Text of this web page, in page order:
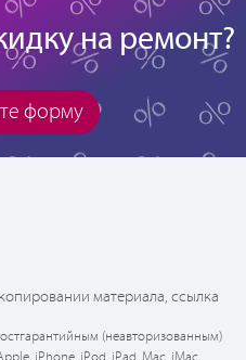
на ремонт?
форму
материала, ссылка
(неавторизованным)